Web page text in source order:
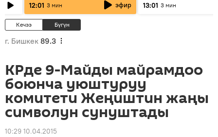
12:01 3 мин эфир 13:01 3 мин
Кечээ Бүгүн
г. Бишкек 89.3
КРде 9-Майды майрамдоо
боюнча уюштуруу
комитети Жеңиштин жаңы
символун сунуштады
10:29 10.04.2015